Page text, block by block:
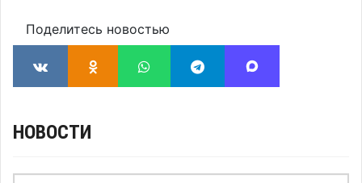
Поделитесь новостью
НОВОСТИ